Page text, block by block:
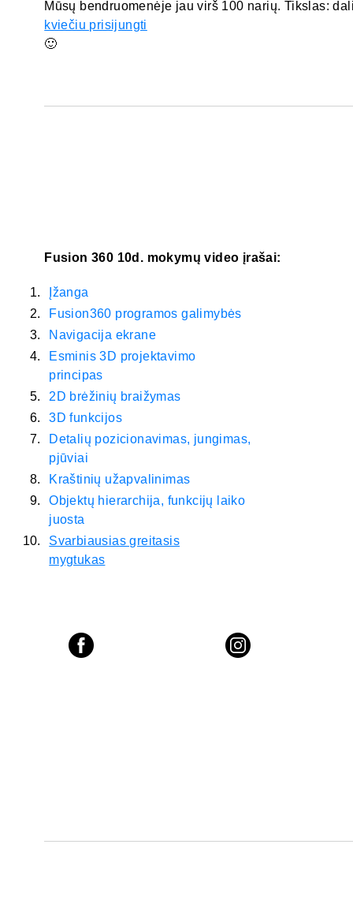
Mūsų bendruomenėje jau virš 100 narių. Tikslas:
kviečiu prisijungti
🙂
Fusion 360 10d. mokymų video įrašai:
Įžanga
Fusion360 programos galimybės
Navigacija ekrane
Esminis 3D projektavimo
principas
2D brėžinių braižymas
3D funkcijos
Detalių pozicionavimas, jungimas,
pjūviai
Kraštinių užapvalinimas
Objektų hierarchija, funkcijų laiko
juosta
Svarbiausias greitasis
mygtukas